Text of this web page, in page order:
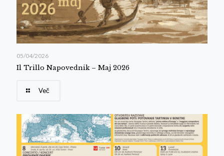
05/04/2026
Il Trillo Napovednik – Maj 2026
Več